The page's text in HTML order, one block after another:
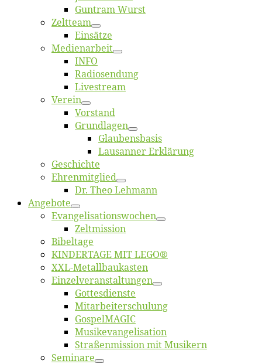
Gun­tram Wurst
Zelt­team
Ein­sät­ze
Me­di­en­ar­beit
INFO
Ra­dio­sen­dung
Live­stream
Ver­ein
Vor­stand
Grund­la­gen
Glaubens­ba­sis
Lausan­ner Erklärung
Ge­schich­te
Eh­ren­mit­glied
Dr. Theo Lehmann
An­ge­bo­te
Evangelisa­tions­wo­chen
Zelt­mis­si­on
Bi­bel­ta­ge
KINDERTAGE MIT LEGO®
XXL-Me­­tal­l­­bau­­kas­­ten
Einzelver­an­stal­tungen
Got­tes­diens­te
Mitarbeiter­schulung
Gos­pel­MA­GIC
Musikevan­ge­li­sa­tion
Straßenmis­sion mit Musikern
Se­mi­na­re